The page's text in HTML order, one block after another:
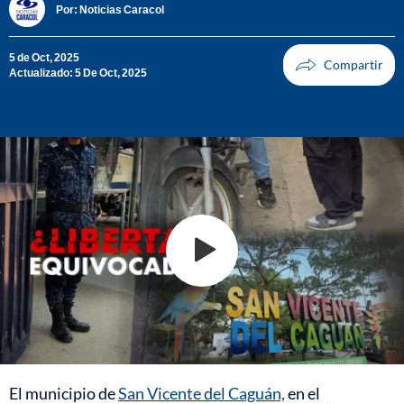
Por: Noticias Caracol
5 de Oct, 2025
Actualizado: 5 De Oct, 2025
El municipio deSan Vicente del Caguán,en el